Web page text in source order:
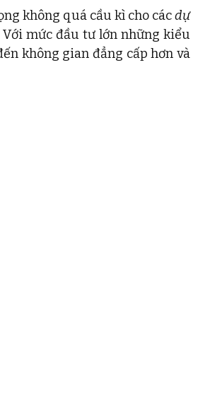
không quá cầu kì cho các dự
Với mức đầu tư lớn những kiểu
không gian đẳng cấp hơn và